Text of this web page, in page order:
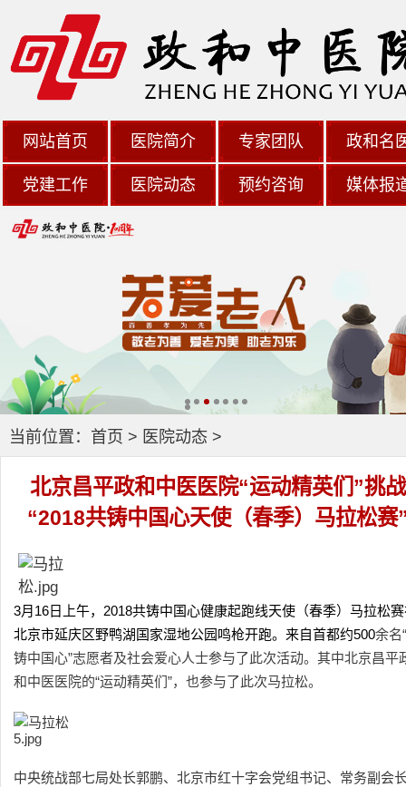
网站首页 医院简介 专家团队 政和名
党建工作 医院动态 预约咨询 媒体报
当前位置： 首页 > 医院动态>
北京昌平政和中医医院“运动精英们”挑战
“2018共铸中国心天使（春季）马拉松赛
3月16日上午，2018共铸中国心健康起跑线天使（春季）马拉松
北京市延庆区野鸭湖国家湿地公园鸣枪开跑。来自首都约500余名
铸中国心”志愿者及社会爱心人士参与了此次活动。其中北京昌平
和中医医院的“运动精英们”，也参与了此次马拉松。
中央统战部七局处长郭鹏、北京市红十字会党组书记、常务副会